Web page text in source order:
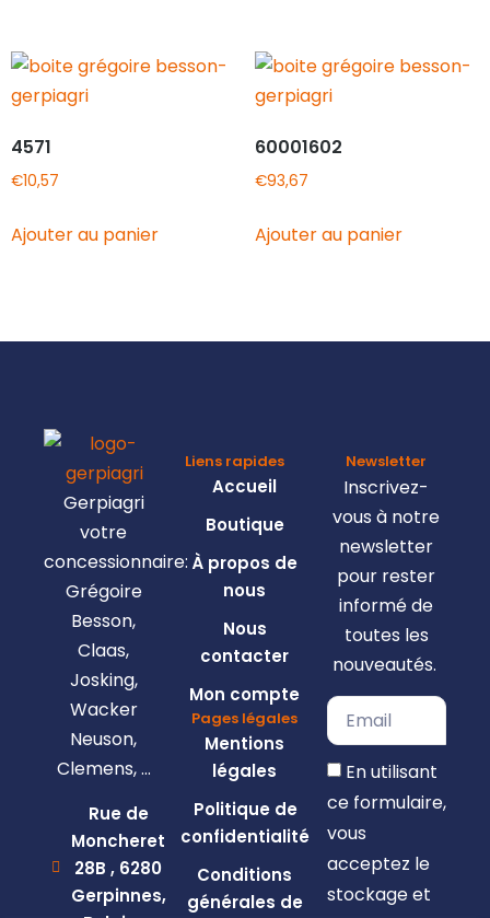
4571
€10,57
Ajouter au panier
60001602
€93,67
Ajouter au panier
Gerpiagri
votre
concessionnaire:
Grégoire
Besson,
Claas,
Josking,
Wacker
Neuson,
Clemens, …
Rue de
Moncheret
28B , 6280
Gerpinnes,
Liens rapides
Accueil
Boutique
À propos de
nous
Nous
contacter
Mon compte
Pages légales
Mentions
légales
Politique de
confidentialité
Conditions
générales de
Newsletter
Inscrivez-
vous à notre
newsletter
pour rester
informé de
toutes les
nouveautés.
En utilisant
ce formulaire,
vous
acceptez le
stockage et